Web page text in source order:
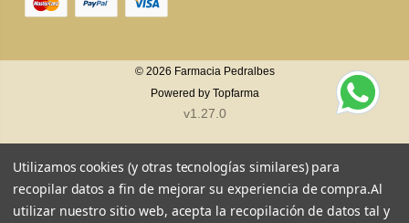
© 2026 Farmacia Pedralbes
Powered by Topfarma
v1.27.0
Utilizamos cookies (y otras tecnologías similares) para
recopilar datos a fin de mejorar su experiencia de compra.Al
utilizar nuestro sitio web, acepta la recopilación de datos tal y